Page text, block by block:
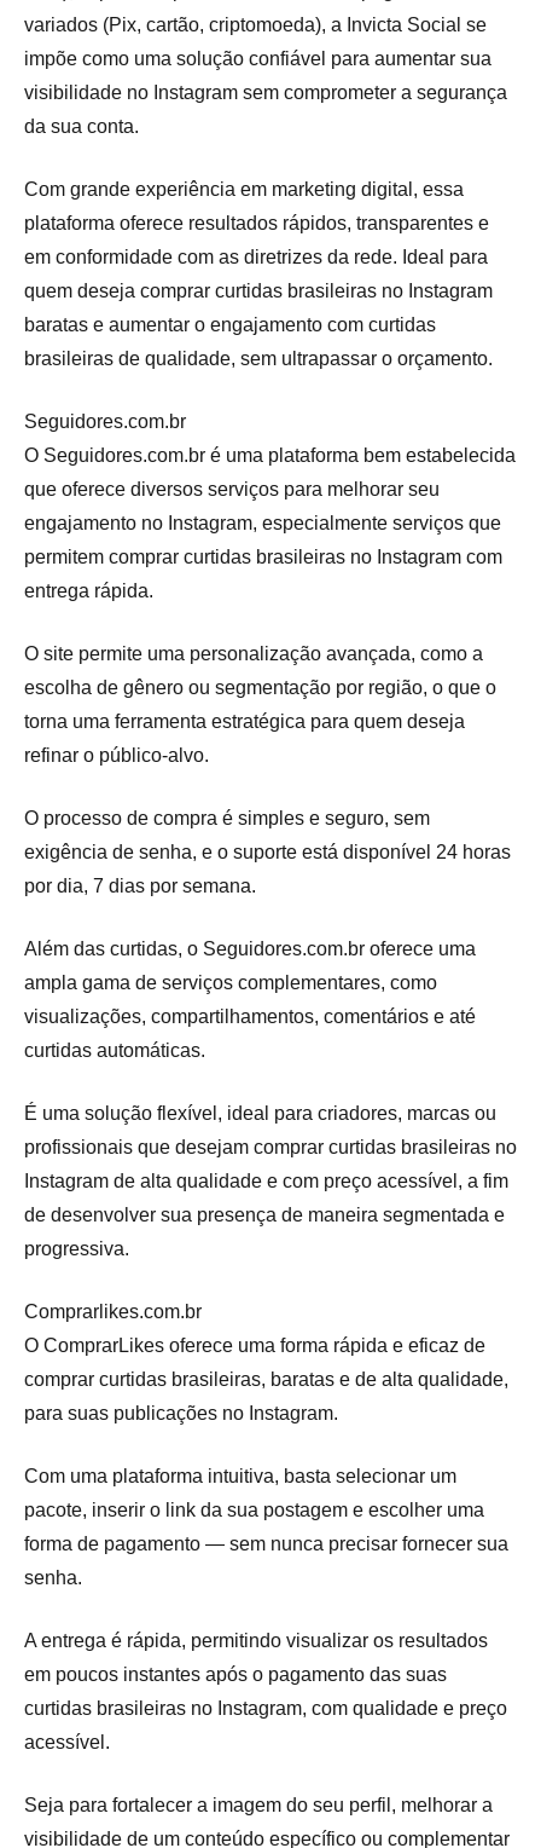
variados (Pix, cartão, criptomoeda), a Invicta Social se
impõe como uma solução confiável para aumentar sua
visibilidade no Instagram sem comprometer a segurança
da sua conta.
Com grande experiência em marketing digital, essa
plataforma oferece resultados rápidos, transparentes e
em conformidade com as diretrizes da rede. Ideal para
quem deseja comprar curtidas brasileiras no Instagram
baratas e aumentar o engajamento com curtidas
brasileiras de qualidade, sem ultrapassar o orçamento.
Seguidores.com.br
O Seguidores.com.br é uma plataforma bem estabelecida
que oferece diversos serviços para melhorar seu
engajamento no Instagram, especialmente serviços que
permitem comprar curtidas brasileiras no Instagram com
entrega rápida.
O site permite uma personalização avançada, como a
escolha de gênero ou segmentação por região, o que o
torna uma ferramenta estratégica para quem deseja
refinar o público-alvo.
O processo de compra é simples e seguro, sem
exigência de senha, e o suporte está disponível 24 horas
por dia, 7 dias por semana.
Além das curtidas, o Seguidores.com.br oferece uma
ampla gama de serviços complementares, como
visualizações, compartilhamentos, comentários e até
curtidas automáticas.
É uma solução flexível, ideal para criadores, marcas ou
profissionais que desejam comprar curtidas brasileiras no
Instagram de alta qualidade e com preço acessível, a fim
de desenvolver sua presença de maneira segmentada e
progressiva.
Comprarlikes.com.br
O ComprarLikes oferece uma forma rápida e eficaz de
comprar curtidas brasileiras, baratas e de alta qualidade,
para suas publicações no Instagram.
Com uma plataforma intuitiva, basta selecionar um
pacote, inserir o link da sua postagem e escolher uma
forma de pagamento — sem nunca precisar fornecer sua
senha.
A entrega é rápida, permitindo visualizar os resultados
em poucos instantes após o pagamento das suas
curtidas brasileiras no Instagram, com qualidade e preço
acessível.
Seja para fortalecer a imagem do seu perfil, melhorar a
visibilidade de um conteúdo específico ou complementar